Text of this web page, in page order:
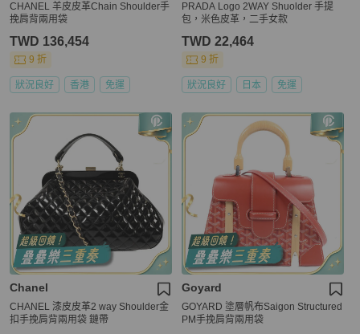
CHANEL 羊皮皮革Chain Shoulder手
挽肩背兩用袋
TWD 136,454
9 折
狀況良好 香港 免運
PRADA Logo 2WAY Shuolder 手提
包，米色皮革，二手女款
TWD 22,464
9 折
狀況良好 日本 免運
Chanel
CHANEL 漆皮皮革2 way Shoulder金
扣手挽肩背兩用袋 鏈帶
Goyard
GOYARD 塗層帆布Saigon Structured
PM手挽肩背兩用袋